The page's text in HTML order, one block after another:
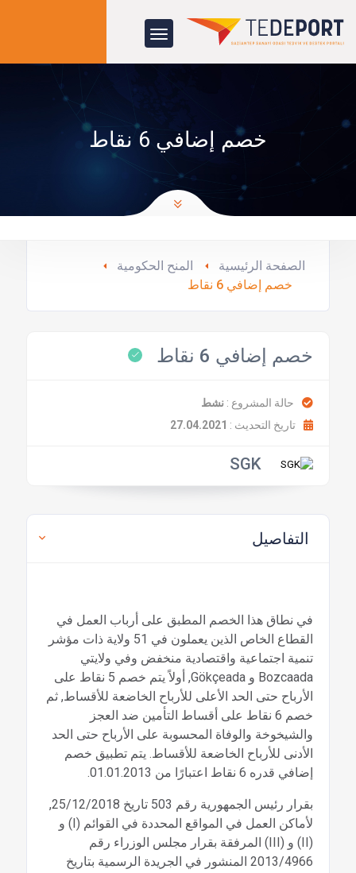
خصم إضافي 6 نقاط
الصفحة الرئيسية
المنح الحكومية
خصم إضافي 6 نقاط
خصم إضافي 6 نقاط
حالة المشروع : نشط
تاريخ التحديث : 27.04.2021
SGK
التفاصيل
في نطاق هذا الخصم المطبق على أرباب العمل في
القطاع الخاص الذين يعملون في 51 ولاية ذات مؤشر
تنمية اجتماعية واقتصادية منخفض وفي ولايتي
Bozcaada و Gökçeada, أولاً يتم خصم 5 نقاط على
الأرباح حتى الحد الأعلى للأرباح الخاضعة للأقساط, ثم
خصم 6 نقاط على أقساط التأمين ضد العجز
والشيخوخة والوفاة المحسوبة على الأرباح حتى الحد
الأدنى للأرباح الخاضعة للأقساط. يتم تطبيق خصم
إضافي قدره 6 نقاط اعتبارًا من 01.01.2013.
بقرار رئيس الجمهورية رقم 503 تاريخ 25/12/2018,
لأماكن العمل في المواقع المحددة في القوائم (I) و
(II) و (III) المرفقة بقرار مجلس الوزراء رقم
2013/4966 المنشور في الجريدة الرسمية بتاريخ